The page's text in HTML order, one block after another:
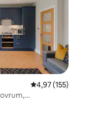
omdömen
4,97 av 5 i
4,97 (155)